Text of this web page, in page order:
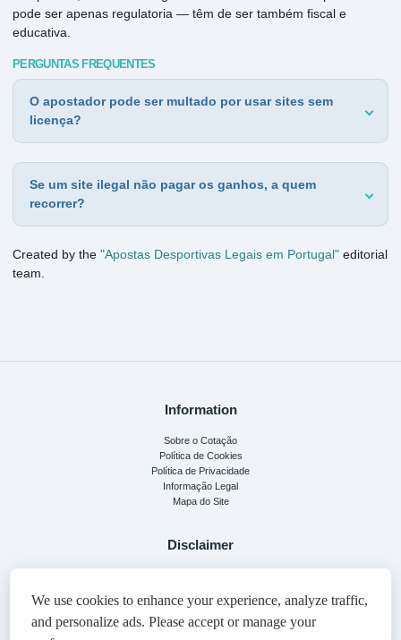
pode ser apenas regulatoria — têm de ser também fiscal e
educativa.
PERGUNTAS FREQUENTES
O apostador pode ser multado por usar sites sem
licença?
Se um site ilegal não pagar os ganhos, a quem
recorrer?
Created by the "Apostas Desportivas Legais em Portugal" editorial
team.
Information
Sobre o Cotação
Política de Cookies
Política de Privacidade
Informação Legal
Mapa do Site
Disclaimer
We use cookies to improve your experience. By staying on the site, you agree to
policy
This site contains affiliate links. We may receive a commission if you make a purchase
We use cookies to enhance your experience, analyze traffic,
and personalize ads. Please accept or manage your